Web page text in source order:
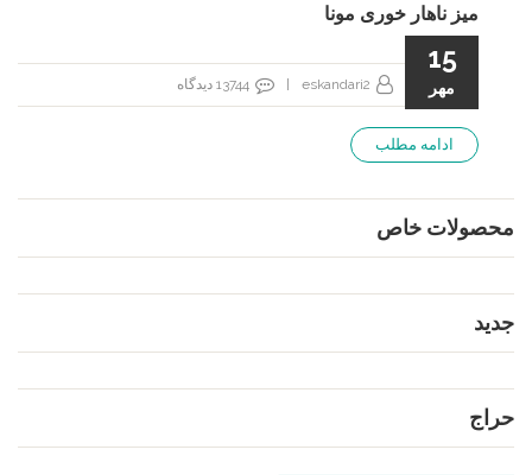
میز ناهار خوری مونا
15
مهر eskandari2
|
13744 دیدگاه
ادامه مطلب
محصولات خاص
جدید
حراج